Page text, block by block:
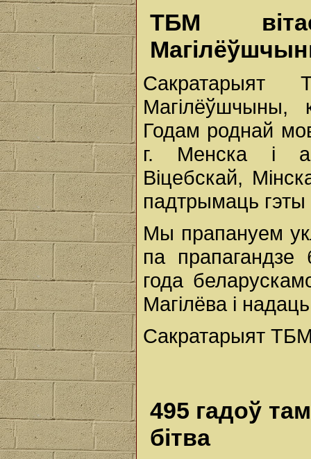
ТБМ
Сакратарыят
Магілёўшчыны,
Годам роднай
г. Менска і
Віцебскай,
падтрымаць
Мы прапануем
па
года
Магілёва і
Сакратарыят
495 гадоў
бітва